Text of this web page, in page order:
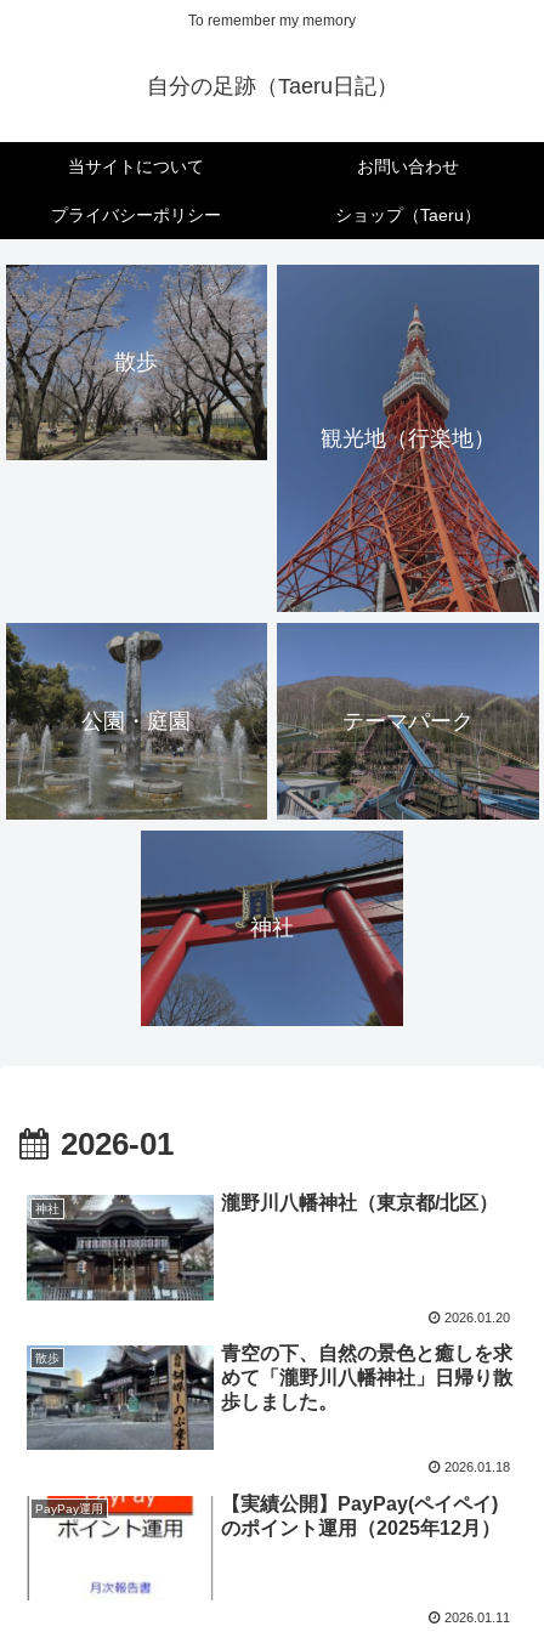
To remember my memory
自分の足跡（Taeru日記）
当サイトについて お問い合わせ
プライバシーポリシー ショップ（Taeru）
散歩
観光地（行楽地）
公園・庭園 テーマパーク
神社
2026-01
神社 瀧野川八幡神社（東京都/北区）
2026.01.20
散歩
青空の下、自然の景色と癒しを求
めて「瀧野川八幡神社」日帰り散
歩しました。
2026.01.18
PayPay運用
【実績公開】PayPay(ペイペイ)
のポイント運用（2025年12月）
2026.01.11